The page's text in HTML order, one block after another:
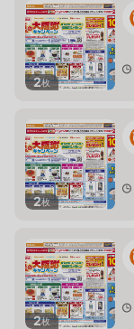
2枚
2枚
2枚